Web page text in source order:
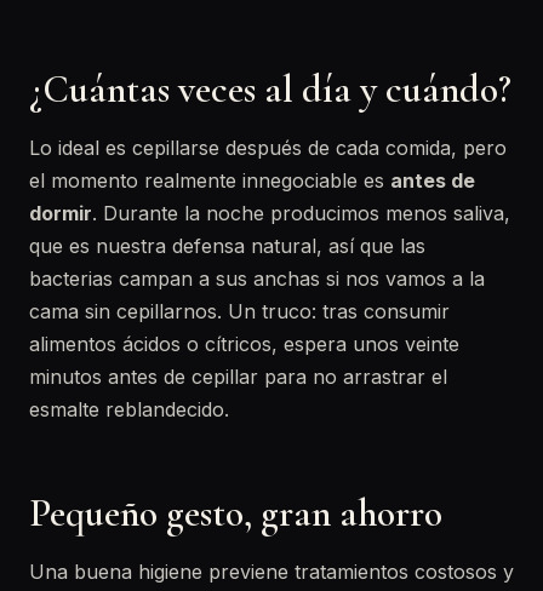
¿Cuántas veces al día y cuándo?
Lo ideal es cepillarse después de cada comida, pero
el momento realmente innegociable es antes de
dormir. Durante la noche producimos menos saliva,
que es nuestra defensa natural, así que las
bacterias campan a sus anchas si nos vamos a la
cama sin cepillarnos. Un truco: tras consumir
alimentos ácidos o cítricos, espera unos veinte
minutos antes de cepillar para no arrastrar el
esmalte reblandecido.
Pequeño gesto, gran ahorro
Una buena higiene previene tratamientos costosos y